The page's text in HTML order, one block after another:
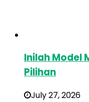
Inilah Model
Pilihan
July 27, 2026